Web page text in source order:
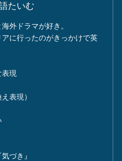
たいむ
外ドラマが好き。
に行ったのがきっかけで英
表現
表現）
づき』